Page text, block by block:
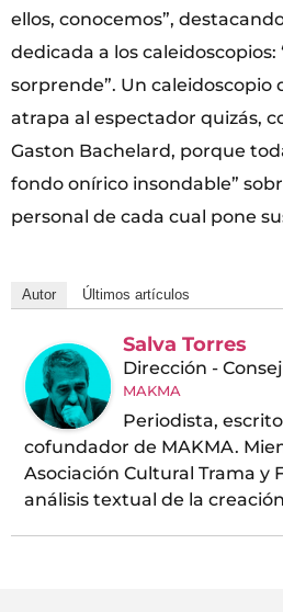
ellos, conocemos”,
dedicada a los caleidoscopios:
sorprende”. Un caleidoscopio
atrapa al espectador quizás,
Gaston Bachelard, porque
fondo onírico insondable”
personal de cada cual pone
Autor Últimos artículos
Salva Torres
Dirección -
MAKMA
Periodista,
cofundador de MAKMA.
Asociación Cultural Trama y
análisis textual de la